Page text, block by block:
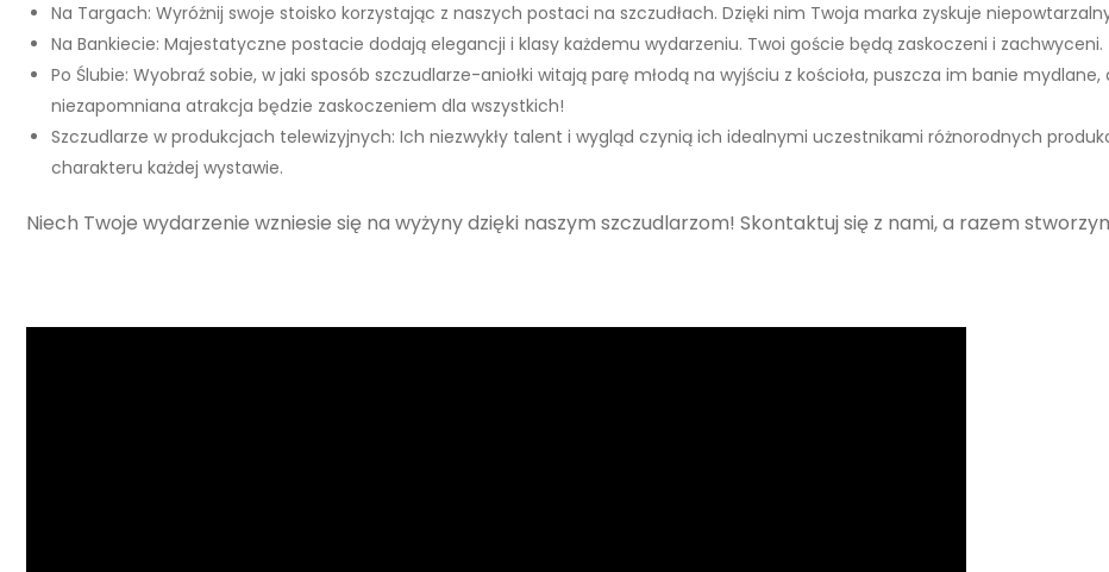
Na Targach: Wyróżnij swoje stoisko korzystając z naszych postaci na szczudłach. Dzięki nim Twoja marka zyskuje
Na Bankiecie: Majestatyczne postacie dodają elegancji i klasy każdemu wydarzeniu. Twoi goście będą zaskoczeni i zachwyceni.
Po Ślubie: Wyobraź sobie, w jaki sposób szczudlarze-aniołki witają parę młodą na wyjściu z kościoła, puszcza im banie
niezapomniana atrakcja będzie zaskoczeniem dla wszystkich!
Szczudlarze w produkcjach telewizyjnych: Ich niezwykły talent i wygląd czynią ich idealnymi uczestnikami różnorodnych
charakteru każdej wystawie.
Niech Twoje wydarzenie wzniesie się na wyżyny dzięki naszym szczudlarzom! Skontaktuj się z nami, a razem